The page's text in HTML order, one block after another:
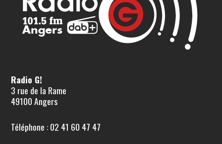
Radio G!
3 rue de la Rame
49100 Angers
Téléphone : 02 41 60 47 47